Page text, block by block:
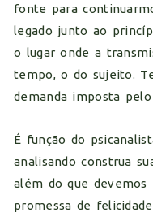
fonte para
legado junto ao
o lugar onde a
tempo, o do sujeito.
demanda imposta
É função do
analisando construa
além do que
promessa de